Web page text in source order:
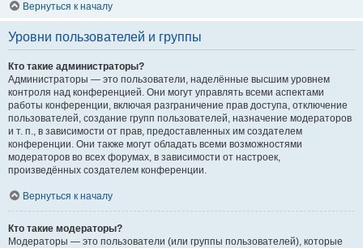
Вернуться к началу
Уровни пользователей и группы
Кто такие администраторы?
Администраторы — это пользователи, наделённые высшим уровнем
контроля над конференцией. Они могут управлять всеми аспектами
работы конференции, включая разграничение прав доступа, отключение
пользователей, создание групп пользователей, назначение модераторов
и т. п., в зависимости от прав, предоставленных им создателем
конференции. Они также могут обладать всеми возможностями
модераторов во всех форумах, в зависимости от настроек,
произведённых создателем конференции.
Вернуться к началу
Кто такие модераторы?
Модераторы — это пользователи (или группы пользователей), которые